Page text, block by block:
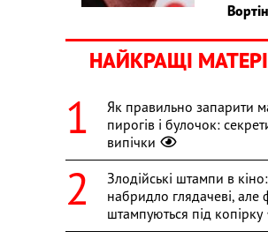
НАЙКРАЩІ
Як правильно запарити
пирогів і булочок:
випічки
Злодійські штампи в
набридло глядачеві, але
штампуються під копірку